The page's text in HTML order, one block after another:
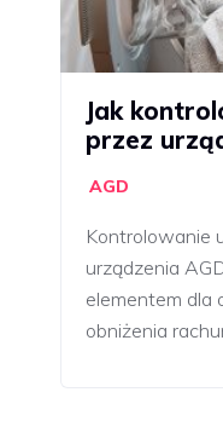
Jak
przez
AGD
Kontrolowanie
urządzenia
elementem dla
obniżenia